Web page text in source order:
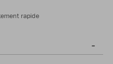
rapide